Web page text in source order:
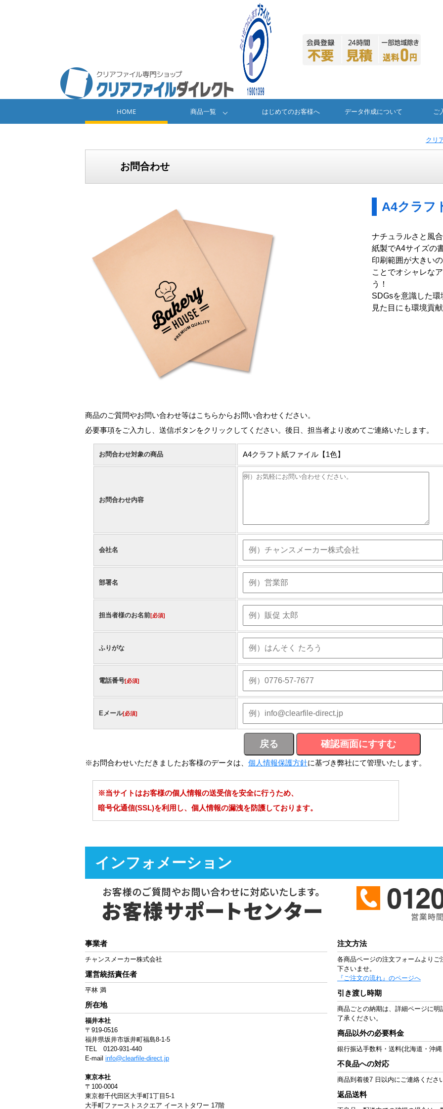
HOME 商品一覧 はじめてのお客様へ データ作成について ご
クリ
お問合わせ
A4クラフ
ナチュラルさと風
紙製でA4サイズの
印刷範囲が大きい
ことでオシャレな
SDGsを意識した
見た目にも環境貢
商品のご質問やお問い合わせ等はこちらからお問い合わせください。
必要事項をご入力し、送信ボタンをクリックしてください。後日、担当者より改めてご連絡いたします。
お問合わせ対象の商品 A4クラフト紙ファイル【1色】
お問合わせ内容
会社名
部署名
担当者様のお名前[必須]
ふりがな
電話番号[必須]
Eメール[必須]
※お問合わせいただきましたお客様のデータは、 個人情報保護方針に基づき弊社にて管理いたします。
※当サイトはお客様の個人情報の送受信を安全に行うため、
暗号化通信(SSL)を利用し、個人情報の漏洩を防護しております。
インフォメーション
事業者
チャンスメーカー株式会社
運営統括責任者
平林 満
所在地
福井本社
〒919-0516
福井県坂井市坂井町福島8-1-5
TEL 0120-931-440
E-mail info@clearfile-direct.jp
東京本社
〒100-0004
東京都千代田区大手町1丁目5-1
大手町ファーストスクエア イーストタワー 17階
注文方法
各商品ページの注文フォームより
下さいませ。
『ご注文の流れ』のページへ
引き渡し時期
商品ごとの納期は、詳細ページに
了承ください。
商品以外の必要料金
銀行振込手数料・送料(北海道・沖
不良品への対応
商品到着後7 日以内にご連絡くださ
返品送料